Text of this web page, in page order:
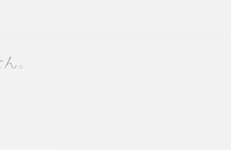
。